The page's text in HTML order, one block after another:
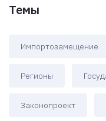
Темы
Импортозамещение
Регионы
Законопроект